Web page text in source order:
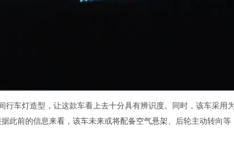
行车灯造型，让这款车看上去十分具有辨识度。同时，该车采用
此前的信息来看，该车未来或将配备空气悬架、后轮主动转向等